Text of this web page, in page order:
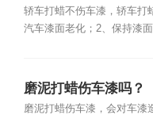
轿车打蜡不伤车漆，轿车打
汽车漆面老化；2、保持漆
磨泥打蜡伤车漆吗？
磨泥打蜡伤车漆，会对车漆